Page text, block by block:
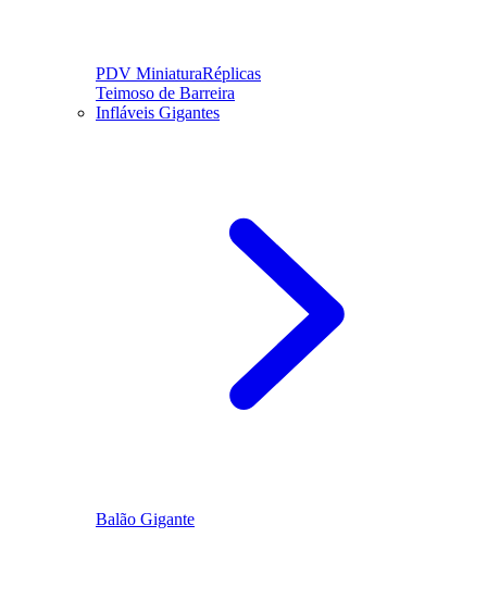
PDV MiniaturaRéplicas
Teimoso de Barreira
Infláveis Gigantes
Balão Gigante